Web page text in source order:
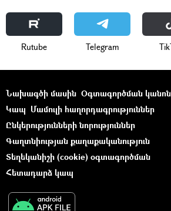
Rutube Telegram
Նախագծի մասին Օգտագործման
Կապ Մամուլի հաղորդագրություններ
Ընկերությունների նորություններ
Գաղտնիության քաղաքականություն
Տեղեկանիշի (cookie) օգտագործման
Հետադարձ կապ